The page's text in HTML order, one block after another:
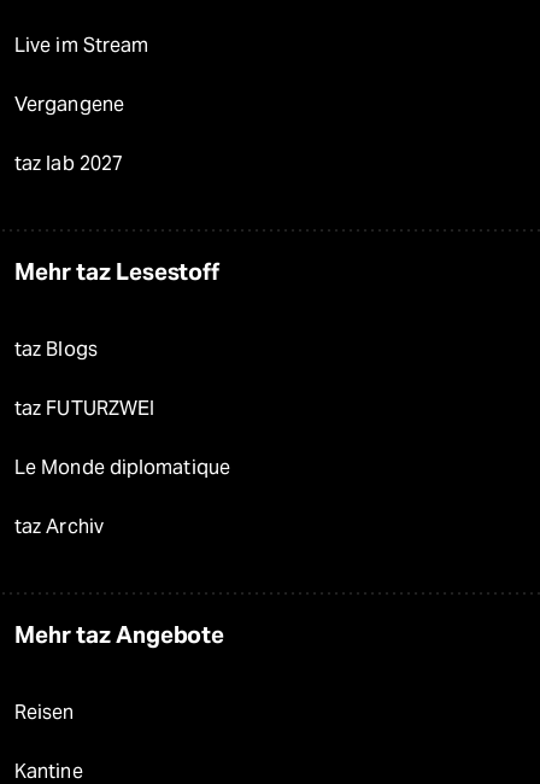
Live im Stream
Vergangene
taz lab 2027
Mehr taz Lesestoff
taz Blogs
taz FUTURZWEI
Le Monde diplomatique
taz Archiv
Mehr taz Angebote
Reisen
Kantine